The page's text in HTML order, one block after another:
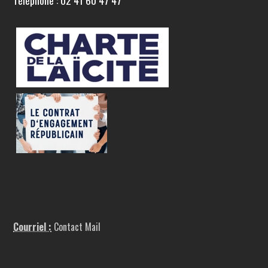
Courriel : Contact Mail